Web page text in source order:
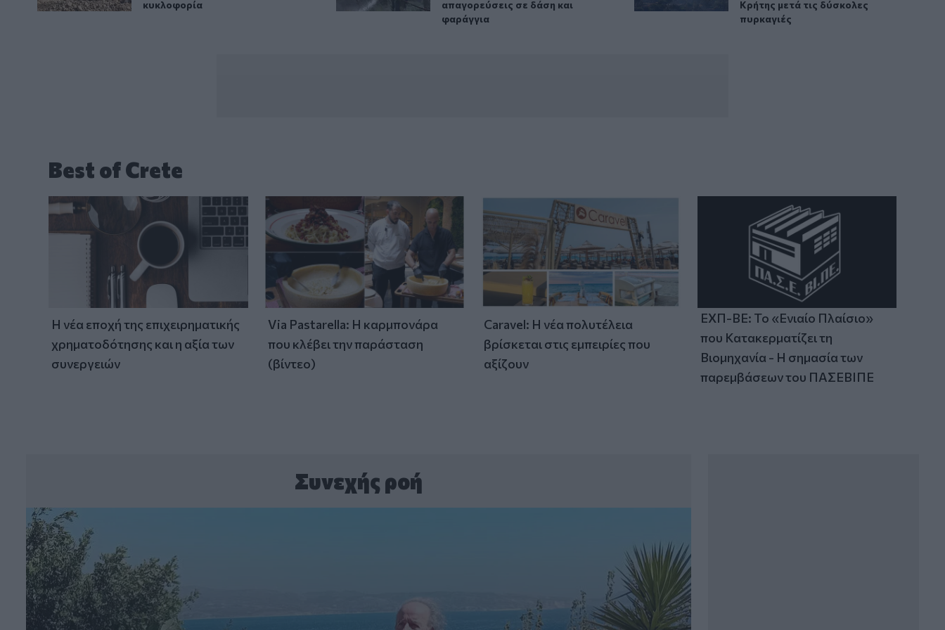
Καλοκαίρι και αλλεργίες: Πότε
κυκλοφορία
απαγορεύσεις σε δάση και
φαράγγια
Κρήτης μετά τις δύσκολες
πυρκαγιές
Best of Crete
Η νέα εποχή της επιχειρηματικής
χρηματοδότησης και η αξία των
συνεργειών
Via Pastarella: Η καρμπονάρα
που κλέβει την παράσταση
(βίντεο)
Caravel: Η νέα πολυτέλεια
βρίσκεται στις εμπειρίες που
αξίζουν
ΕΧΠ-ΒΕ: Το «Ενιαίο Πλαίσιο»
που Κατακερματίζει τη
Βιομηχανία - Η σημασία των
παρεμβάσεων του ΠΑΣΕΒΙΠΕ
Συνεχής ροή